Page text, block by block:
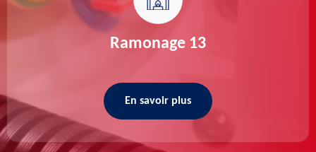
Ramonage 13
En savoir plus